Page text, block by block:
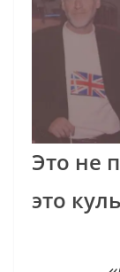
Это не
это